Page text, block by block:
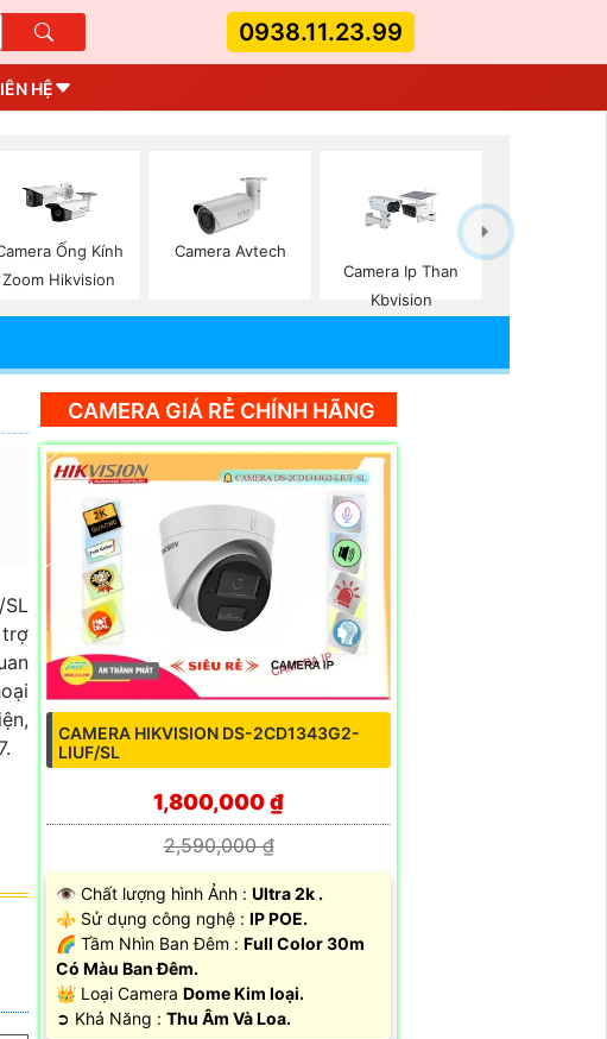
0938.11.23.99
HỆ
Ống Kính
Zoom Hikvision
Camera Avtech
Camera Ip Than
Kbvision
trợ
CAMERA GIÁ RẺ CHÍNH HÃNG
CAMERA HIKVISION DS-2CD1343G2-
LIUF/SL
1,800,000 ₫
2,590,000 ₫
👁 Chất lượng hình Ảnh : Ultra 2k .
⚜️ Sử dụng công nghệ : IP POE.
🌈 Tầm Nhìn Ban Đêm : Full Color 30m
Có Màu Ban Ðêm.
👑 Loại Camera Dome Kim loại.
️➲ Khả Năng : Thu Âm Và Loa.